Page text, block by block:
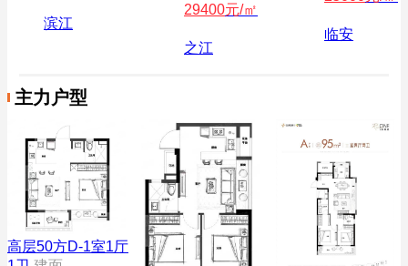
滨江
29400元/㎡
之江
临安
主力户型
高层50方D-1室1厅